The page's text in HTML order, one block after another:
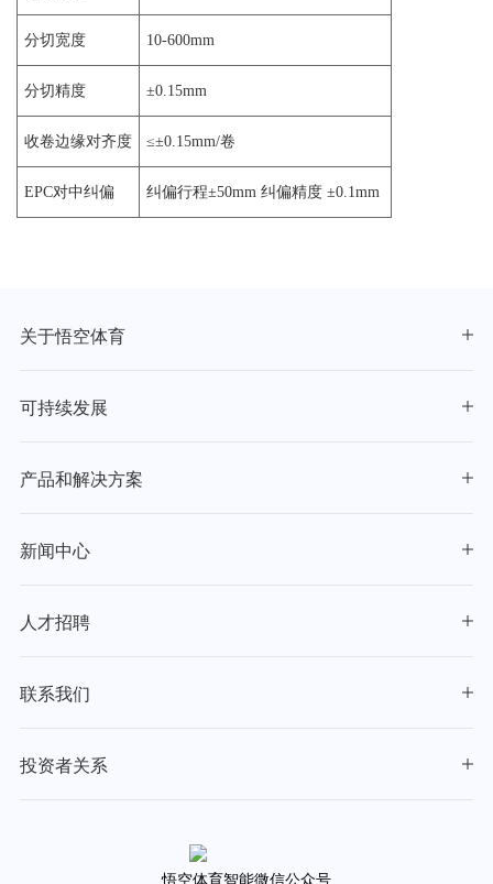
分切宽度 10-600mm
分切精度 ±0.15mm
收卷边缘对齐度 ≤±0.15mm/卷
EPC对中纠偏 纠偏行程±50mm 纠偏精度 ±0.1mm
关于悟空体育
可持续发展
产品和解决方案
新闻中心
人才招聘
联系我们
投资者关系
悟空体育智能微信公众号